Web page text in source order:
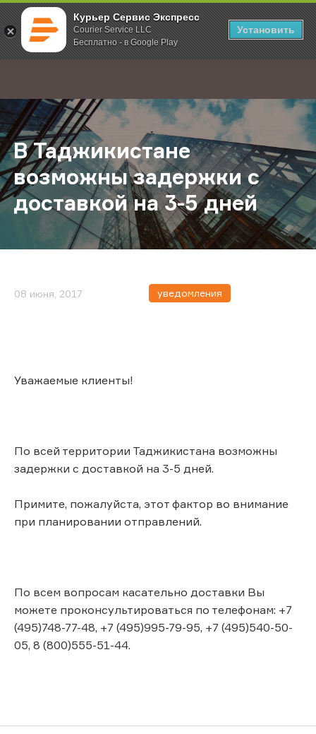
Курьер Сервис Экспресс
Courier Service LLC
Бесплатно - в Google Play
Установить
; Главная О компании Новости В Таджикистане возможны
В Таджикистане
возможны задержки с
доставкой на 3-5 дней
08 июня, 2017 уведомления
Уважаемые клиенты!
По всей территории Таджикистана возможны
задержки с доставкой на 3-5 дней.
Примите, пожалуйста, этот фактор во внимание
при планировании отправлений.
По всем вопросам касательно доставки Вы
можете проконсультироваться по телефонам: +7
(495)748-77-48, +7 (495)995-79-95, +7 (495)540-50-
05, 8 (800)555-51-44.